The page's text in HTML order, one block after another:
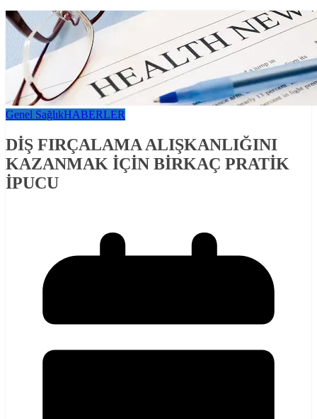
Genel SağlıkHABERLER
DİŞ FIRÇALAMA ALIŞKANLIĞINI
KAZANMAK İÇİN BİRKAÇ PRATİK
İPUCU